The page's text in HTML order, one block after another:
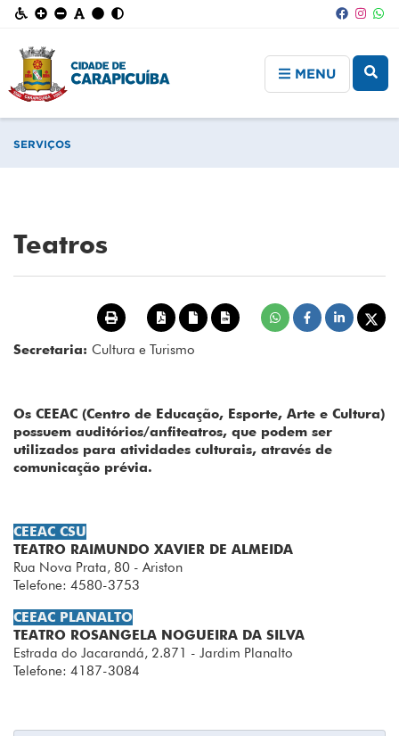
MENU
SERVIÇOS
Teatros
Secretaria: Cultura e Turismo
Os CEEAC (Centro de Educação, Esporte, Arte e Cultura)
possuem auditórios/anfiteatros, que podem ser
utilizados para atividades culturais, através de
comunicação prévia.
CEEAC CSU
TEATRO RAIMUNDO XAVIER DE ALMEIDA
Rua Nova Prata, 80 - Ariston
Telefone: 4580-3753
CEEAC PLANALTO
TEATRO ROSANGELA NOGUEIRA DA SILVA
Estrada do Jacarandá, 2.871 - Jardim Planalto
Telefone: 4187-3084